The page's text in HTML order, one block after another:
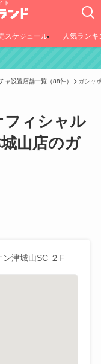
ト
スケジュール 人気ランキ
ャ設置店舗一覧（88件） ガシャ
フィシャル
山店のガ
津城山SC ２F